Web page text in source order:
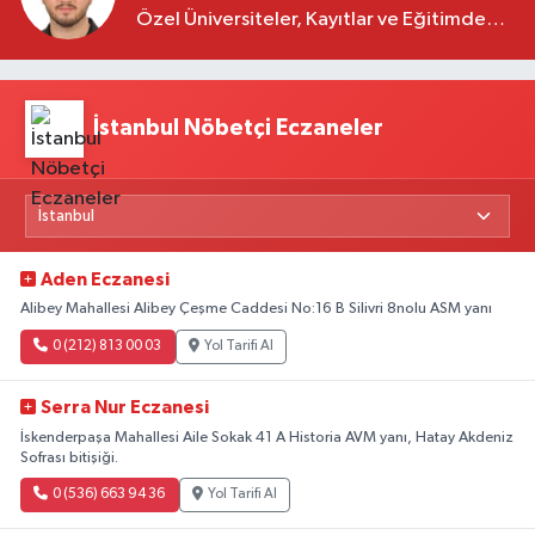
Özel Üniversiteler, Kayıtlar ve Eğitimde
İstanbul Nöbetçi Eczaneler
Aden Eczanesi
Alibey Mahallesi Alibey Çeşme Caddesi No:16 B Silivri 8nolu ASM yanı
0 (212) 813 00 03 Yol Tarifi Al
Serra Nur Eczanesi
İskenderpaşa Mahallesi Aile Sokak 41 A Historia AVM yanı, Hatay Akdeniz
Sofrası bitişiği.
0 (536) 663 94 36 Yol Tarifi Al